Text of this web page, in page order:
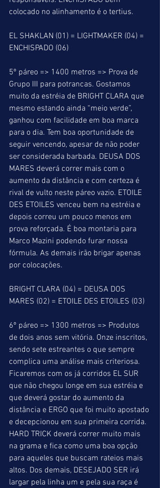
colocado no alinhamento é o tertius.
EL SHAKLAN (01) = LIGHTMAKER (04) =
ENCHISPADO (06)
5º páreo => 1400 metros => Prova de
Grupo III para potrancas. Gostamos
muito da estréia de BRIGHT CLARA que
mesmo estando ainda “meio verde”,
ganhou com facilidade em boa marca
para o dia. Tem boa oportunidade de
seguir vencendo, apesar de não poder
ser considerada barbada. DEUSA DOS
MARES deverá correr mais com o
aumento da distância e com certeza é
rival de vulto neste páreo vazio. ETOILE
DES ETOILES venceu bem na estréia e
depois correu um pouco menos em
prova reforçada. É boa montaria para
Marco Mazini podendo furar nossa
fórmula. As demais irão brigar apenas
por colocações.
BRIGHT CLARA (04) = DEUSA DOS
MARES (02) = ETOILE DES ETOILES (03)
6º páreo => 1300 metros => Produtos
de dois anos sem vitória. Onze inscritos,
sendo sete estreantes o que sempre
complica uma análise mais criteriosa.
Ficaremos com os já corridos EL SUR
que não chegou longe em sua estréia e
que deverá gostar do aumento da
distância e ERGO que foi muito apostado
e decepcionou em sua primeira corrida.
HARD TRICK deverá correr muito mais
na grama e fica como uma boa opção
para aqueles que buscam rateios mais
altos. Dos demais, DESEJADO SER irá
largar pela linha um e pela sua raça é